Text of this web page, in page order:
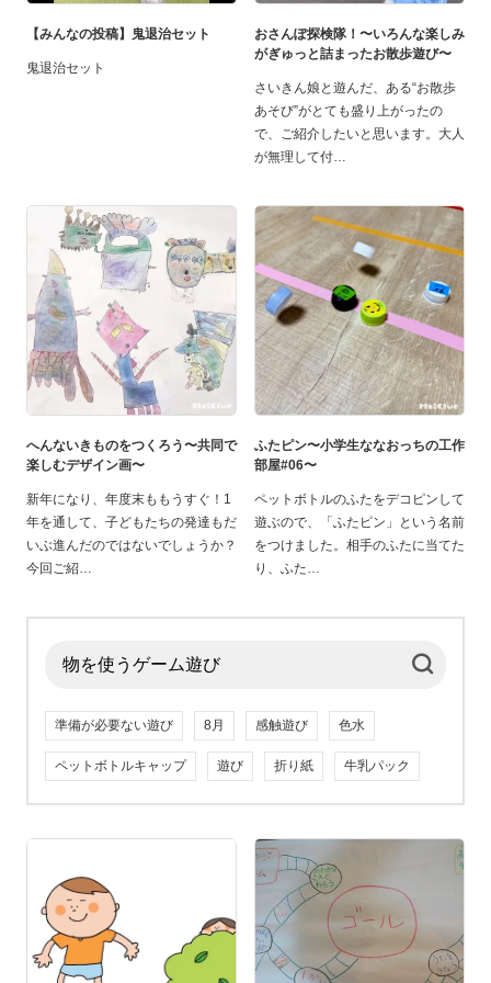
【みんなの投稿】鬼退治セット
鬼退治セット
おさんぽ探検隊！〜いろんな楽しみ
がぎゅっと詰まったお散歩遊び〜
さいきん娘と遊んだ、ある“お散歩
あそび”がとても盛り上がったの
で、ご紹介したいと思います。大人
が無理して付
へんないきものをつくろう〜共同で
楽しむデザイン画〜
新年になり、年度末ももうすぐ！1
年を通して、子どもたちの発達もだ
いぶ進んだのではないでしょうか？
今回ご紹
ふたピン〜小学生ななおっちの工作
部屋#06〜
ペットボトルのふたをデコピンして
遊ぶので、「ふたピン」という名前
をつけました。相手のふたに当てた
り、ふた
準備が必要ない遊び 8月 感触遊び 色水
ペットボトルキャップ 遊び 折り紙 牛乳パック